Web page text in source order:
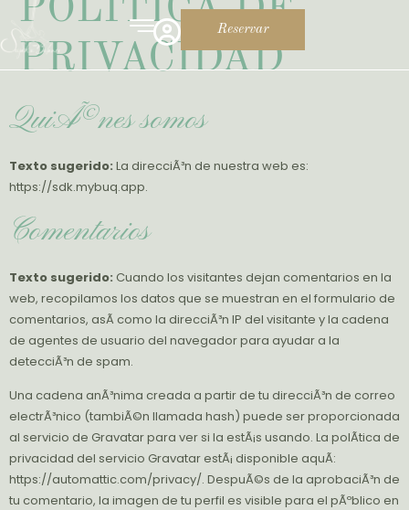
Reservar
POLÍTICA DE
PRIVACIDAD
QuiÃ©nes somos
Texto sugerido: La direcciÃ³n de nuestra web es:
https://sdk.mybuq.app.
Comentarios
Texto sugerido: Cuando los visitantes dejan comentarios en la
web, recopilamos los datos que se muestran en el formulario de
comentarios, asÃ­ como la direcciÃ³n IP del visitante y la cadena
de agentes de usuario del navegador para ayudar a la
detecciÃ³n de spam.
Una cadena anÃ³nima creada a partir de tu direcciÃ³n de correo
electrÃ³nico (tambiÃ©n llamada hash) puede ser proporcionada
al servicio de Gravatar para ver si la estÃ¡s usando. La polÃ­tica de
privacidad del servicio Gravatar estÃ¡ disponible aquÃ­:
https://automattic.com/privacy/. DespuÃ©s de la aprobaciÃ³n de
tu comentario, la imagen de tu perfil es visible para el pÃºblico en